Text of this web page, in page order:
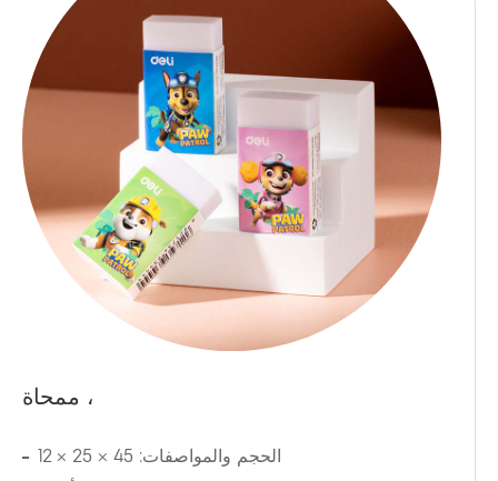
ممحاة ،
الحجم والمواصفات: 45 × 25 × 12